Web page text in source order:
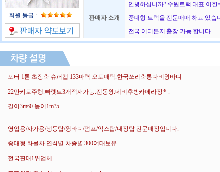
회원 등급 : 판매자 소개
안녕하십니까? 수원트럭 대표 이한
중대형 트럭을 전문매매 하고 있습
전국 어디든지 출장 가능 합니다.
포터 1톤 초장축 슈퍼캡 133마력 오토매틱.한국쓰리축롱다비윙바디
22만키로주행.빠렛트3개적재가능.전동윙.네비후방카메라장착.
길이3m60.높이1m75
영업용/자가용/냉동탑/윙바디/덤프/익스탑/내장탑 전문매장입니다.
중대형 화물차 연식별 차종별 300여대보유
전국판매1위업체